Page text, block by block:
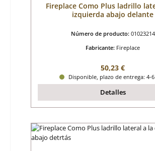
Fireplace Como Plus ladrillo
izquierda abajo delante
Número de producto: 01023214
Fabricante: Fireplace
Precio normal:
50,23 €
Disponible, plazo de entrega: 4-
Detalles